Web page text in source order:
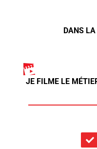
DANS
JE FILME LE